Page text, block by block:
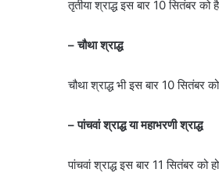
तृतीया श्राद्ध इस बार 10 सितंबर को
– चौथा श्राद्ध
चौथा श्राद्ध भी इस बार 10 सितंबर
– पांचवां श्राद्ध या महाभरणी श्राद्ध
पांचवां श्राद्ध इस बार 11 सितंबर को